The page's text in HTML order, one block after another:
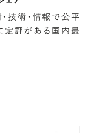
技術・情報で公平
定評がある国内最